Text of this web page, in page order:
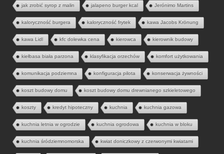
jak zrobić syrop z malin jalapeno burger kcal Jerónimo Martins
kaloryczność burgera kaloryczność frytek kawa Jacobs Krönung
kawa Lidl kfc dolewka cena kierowca kierownik budowy
kiełbasa biała parzona klasyfikacja orzechów komfort użytkowania
komunikacja podziemna konfiguracja pilota konserwacja żywności
koszt budowy domu koszt budowy domu drewnianego szkieletowego
koszty kredyt hipoteczny kuchnia kuchnia gazowa
kuchnia letnia w ogrodzie kuchnia ogrodowa kuchnia w bloku
kuchnia śródziemnomorska kwiat doniczkowy z czerwonymi kwiatami